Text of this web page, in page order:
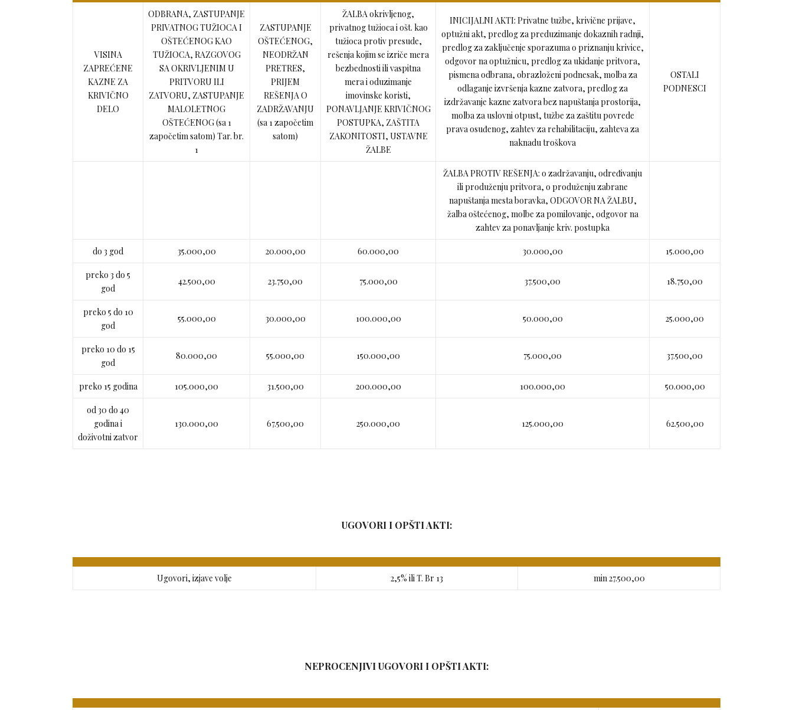
VISINA
ZAPREĆENE
KAZNE ZA
KRIVIČNO
DELO
ODBRANA, ZASTUPANJE
PRIVATNOG TUŽIOCA I
OŠTEĆENOG KAO
TUŽIOCA, RAZGOVOG
SA OKRIVLJENIM U
PRITVORU ILI
ZATVORU, ZASTUPANJE
MALOLETNOG
OŠTEĆENOG (sa 1
započetim satom) Tar. br.
1
ZASTUPANJE
OŠTEĆENOG,
NEODRŽAN
PRETRES,
PRIJEM
REŠENJA O
ZADRŽAVANJU
(sa 1 započetim
satom)
ŽALBA okrivljenog,
privatnog tužioca i ošt. kao
tužioca protiv presude,
rešenja kojim se izriče mera
bezbednosti ili vaspitna
mera i oduzimanje
imovinske koristi,
PONAVLJANJE KRIVIČNOG
POSTUPKA, ZAŠTITA
ZAKONITOSTI, USTAVNE
ŽALBE
INICIJALNI AKTI: Privatne tužbe, krivične prijave,
optužni akt, predlog za preduzimanje dokaznih radnji,
predlog za zaključenje sporazuma o priznanju krivice,
odgovor na optužnicu, predlog za ukidanje pritvora,
pismena odbrana, obrazloženi podnesak, molba za
odlaganje izvršenja kazne zatvora, predlog za
izdržavanje kazne zatvora bez napuštanja prostorija,
molba za uslovni otpust, tužbe za zaštitu povrede
prava osuđenog, zahtev za rehabilitaciju, zahteva za
naknadu troškova
OSTALI
PODNESCI
ŽALBA PROTIV REŠENJA: o zadržavanju, određivanju
ili produženju pritvora, o produženju zabrane
napuštanja mesta boravka, ODGOVOR NA ŽALBU,
žalba oštećenog, molbe za pomilovanje, odgovor na
zahtev za ponavljanje kriv. postupka
do 3 god 35.000,00 20.000,00 60.000,00 30.000,00 15.000,00
preko 3 do 5
god
42.500,00 23.750,00 75.000,00 37.500,00 18.750,00
preko 5 do 10
god
55.000,00 30.000,00 100.000,00 50.000,00 25.000,00
preko 10 do 15
god
80.000,00 55.000,00 150.000,00 75.000,00 37.500,00
preko 15 godina 105.000,00 31.500,00 200.000,00 100.000,00 50.000,00
od 30 do 40
godina i
doživotni zatvor
130.000,00 67.500,00 250.000,00 125.000,00 62.500,00
UGOVORI I OPŠTI AKTI:
Ugovori, izjave volje 2,5% ili T. Br 13 min 27.500,00
NEPROCENJIVI UGOVORI I OPŠTI AKTI: